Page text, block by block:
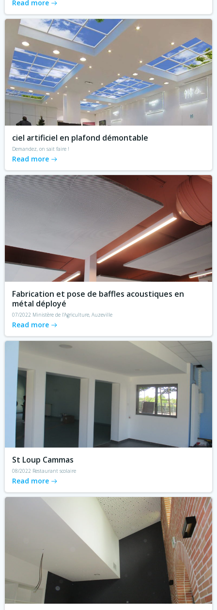
Read more
ciel artificiel en plafond démontable
Demandez, on sait faire !
Read more
Fabrication et pose de baffles acoustiques en
métal déployé
07/2022 Ministère de l’Agriculture, Auzeville
Read more
St Loup Cammas
08/2022 Restaurant scolaire
Read more